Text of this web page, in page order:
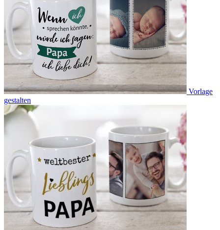
Vorlage
gestalten